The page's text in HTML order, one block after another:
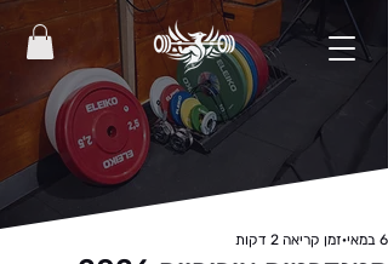
6 במאי זמן קריאה 2 דקות